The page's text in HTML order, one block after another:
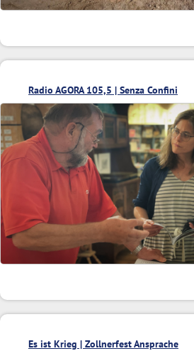
Radio AGORA 105,5 | Senza Confini
Es ist Krieg | Zollnerfest Ansprache